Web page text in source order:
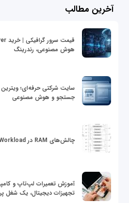
آخرین مطالب
هوش مصنوعی، رندرینگ
سایت شرکتی حرفه‌ای؛
جستجو و هوش مصنوعی
چالش‌های RAM در Workloadهای محاسباتی HPC
آموزش تعمیرات لپ‌تاپ و
تجهیزات دیجیتال، یک شغل